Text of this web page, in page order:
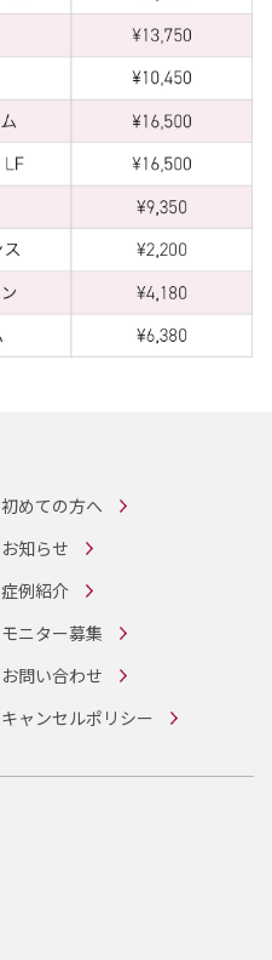
初めての方へ
お知らせ
症例紹介
モニター募集
お問い合わせ
キャンセルポリシー